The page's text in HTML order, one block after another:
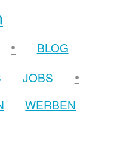
•
BLOG
JOBS •
WERBEN